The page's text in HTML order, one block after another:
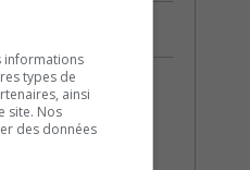
informations
types de
ainsi
site. Nos
des données